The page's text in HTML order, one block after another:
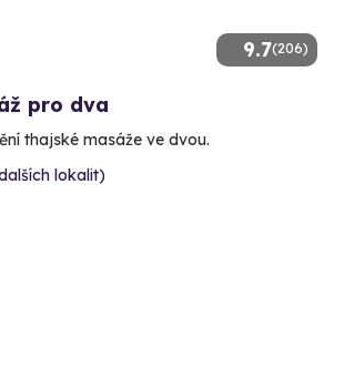
9.7(206)
pro dva
thajské masáže ve dvou.
lokalit)